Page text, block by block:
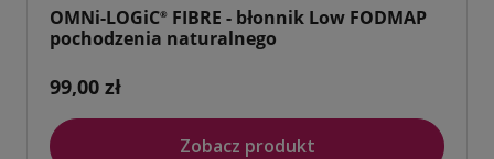
OMNi-LOGiC® FIBRE - błonnik Low FODMAP
pochodzenia naturalnego
99,00 zł
Zobacz produkt